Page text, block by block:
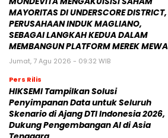
MAYORITAS DI UNDERSCORE DISTRICT,
PERUSAHAAN INDUK MAGLIANO,
SEBAGAI LANGKAH KEDUA DALAM
MEMBANGUN PLATFORM MEREK
Jumat, 7 Agu 2026 - 09:32 WIB
Pers Rilis
HIKSEMI Tampilkan Solusi
Penyimpanan Data untuk Seluruh
Skenario di Ajang DTI Indonesia 2026,
Dukung Pengembangan AI di Asia